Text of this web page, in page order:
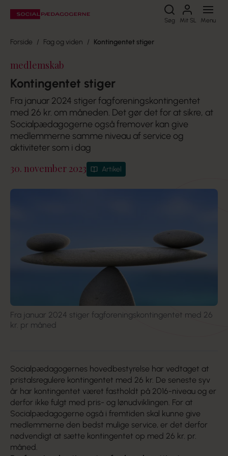
Søg Mit SL Menu
Søg
Forside Fag og viden Kontingentet stiger
medlemskab
Kontingentet stiger
Fra januar 2024 stiger fagforeningskontingentet
med 26 kr. om måneden. Det gør det for at sikre, at
Socialpædagogerne også fremover kan give
medlemmerne samme niveau af service og
aktiviteter som i dag
30. november 2023 Artikel
Fra januar 2024 stiger fagforeningskontingentet med 26
kr. pr måned
Socialpædagogernes hovedbestyrelse har vedtaget at
pristalsregulere kontingentet med 26 kr. De seneste syv
år har kontingentet været fastholdt på 2016-niveau og er
derfor ikke fulgt med pris- og lønudviklingen. For at
Socialpædagogerne også i fremtiden skal kunne give
medlemmerne den bedst mulige service, er det derfor
nødvendigt at sætte kontingentet op med 26 kr. pr.
måned.